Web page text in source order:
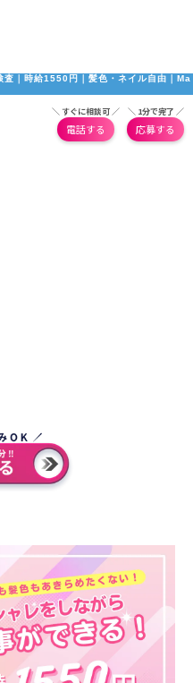
査｜時給1550円｜髪色・ネイル自由｜Ma
＼ すぐに相談可 ／
電話する
＼ 1分で完了 ／
応募する